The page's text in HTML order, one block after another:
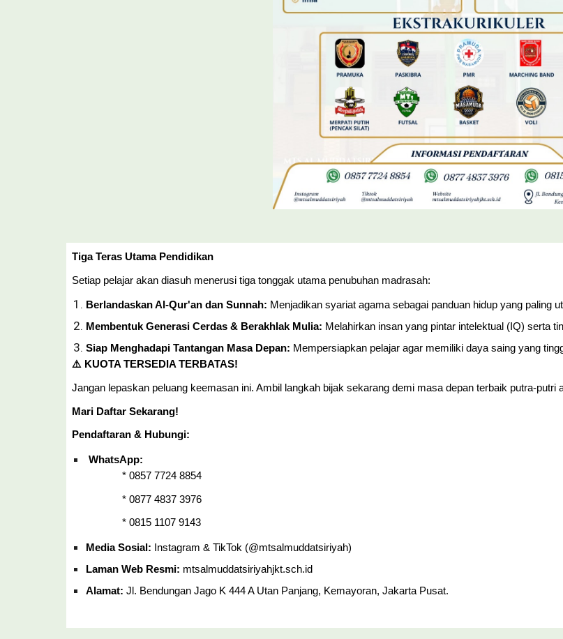
Tiga Teras Utama Pendidikan
Setiap pelajar akan diasuh menerusi tiga tonggak utama penubuhan madrasah:
Berlandaskan Al-Qur'an dan Sunnah: Menjadikan syariat agama sebagai panduan hidup yang paling
Membentuk Generasi Cerdas & Berakhlak Mulia: Melahirkan insan yang pintar intelektual (IQ) serta
Siap Menghadapi Tantangan Masa Depan: Mempersiapkan pelajar agar memiliki daya saing yang
⚠️ KUOTA TERSEDIA TERBATAS!
Jangan lepaskan peluang keemasan ini. Ambil langkah bijak sekarang demi masa depan terbaik putra-putri
Mari Daftar Sekarang!
Pendaftaran & Hubungi:
WhatsApp:
* 0857 7724 8854
* 0877 4837 3976
* 0815 1107 9143
Media Sosial: Instagram & TikTok (@mtsalmuddatsiriyah)
Laman Web Resmi: mtsalmuddatsiriyahjkt.sch.id
Alamat: Jl. Bendungan Jago K 444 A Utan Panjang, Kemayoran, Jakarta Pusat.